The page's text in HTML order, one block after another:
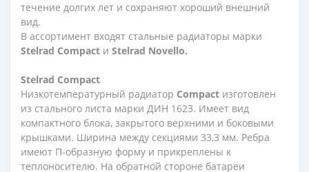
течение долгих лет и сохраняют хороший внешний
вид.
В ассортимент входят стальные радиаторы марки
Stelrad Compact и Stelrad Novello.
Stelrad Compact
Низкотемпературный радиатор Compact изготовлен
из стального листа марки ДИН 1623. Имеет вид
компактного блока, закрытого верхними и боковыми
крышками. Ширина между секциями 33,3 мм. Ребра
имеют П-образную форму и прикреплены к
теплоносителю. На обратной стороне батареи